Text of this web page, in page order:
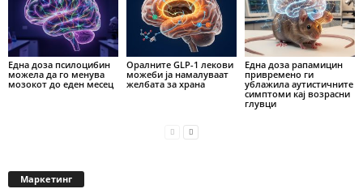
Една доза псилоцибин
можела да го менува
мозокот до еден месец
Оралните GLP-1 лекови
можеби ја намалуваат
желбата за храна
Една доза рапамицин
привремено ги
ублажила аутистичните
симптоми кај возрасни
глувци
Маркетинг